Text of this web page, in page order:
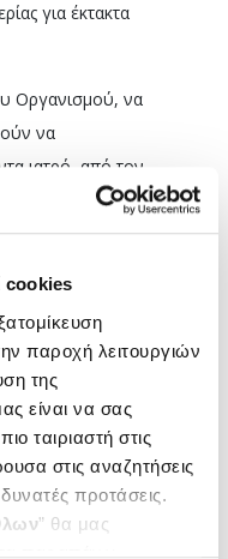
cookies
παροχή λειτουργιών
της
είναι να σας
ταιριαστή στις
στις αναζητήσεις
προτάσεις.
” θα μας
για έκτακτα
Οργανισμού, να
να
ιατρό, από τον
για όποιο
ως εξής:
εργάσιμες ημέρες
19:00 έως τις 08:00
και τις
της Δευτέρας ή
επικοινωνούν με
ειδικής τηλεφωνικής
του ΕΔΟΕΑΠ: